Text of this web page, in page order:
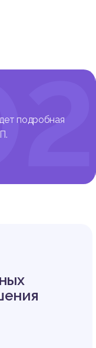
подробная